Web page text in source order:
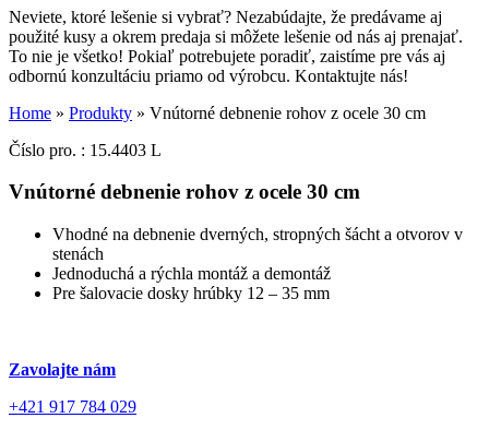
Neviete, ktoré lešenie si vybrať? Nezabúdajte, že predávame aj
použité kusy a okrem predaja si môžete lešenie od nás aj prenajať.
To nie je všetko! Pokiaľ potrebujete poradiť, zaistíme pre vás aj
odbornú konzultáciu priamo od výrobcu. Kontaktujte nás!
Home » Produkty » Vnútorné debnenie rohov z ocele 30 cm
Číslo pro. : 15.4403 L
Vnútorné debnenie rohov z ocele 30 cm
Vhodné na debnenie dverných, stropných šácht a otvorov v
stenách
Jednoduchá a rýchla montáž a demontáž
Pre šalovacie dosky hrúbky 12 – 35 mm
Zavolajte nám
+421 917 784 029